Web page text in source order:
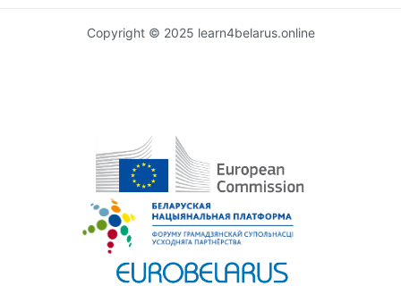
Copyright © 2025 learn4belarus.online